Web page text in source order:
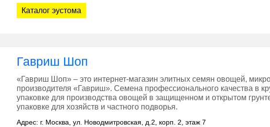
Каталог эустома
Гавриш Шоп
«Гавриш Шоп» – это интернет-магазин элитных семян овощей,
производителя «Гавриш». Семена профессионального качества в
упаковке для производства овощей в защищенном и открытом
упаковке для хозяйств и частного подворья.
Адрес: г. Москва, ул. Новодмитровская, д.2, корп. 2, этаж 7